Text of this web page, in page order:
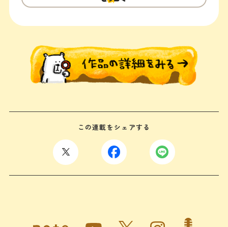
この連載をシェアする